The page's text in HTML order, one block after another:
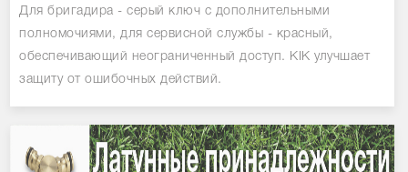
Для бригадира - серый ключ с дополнительными
полномочиями, для сервисной службы - красный,
обеспечивающий неограниченный доступ. KIK улучшает
защиту от ошибочных действий.